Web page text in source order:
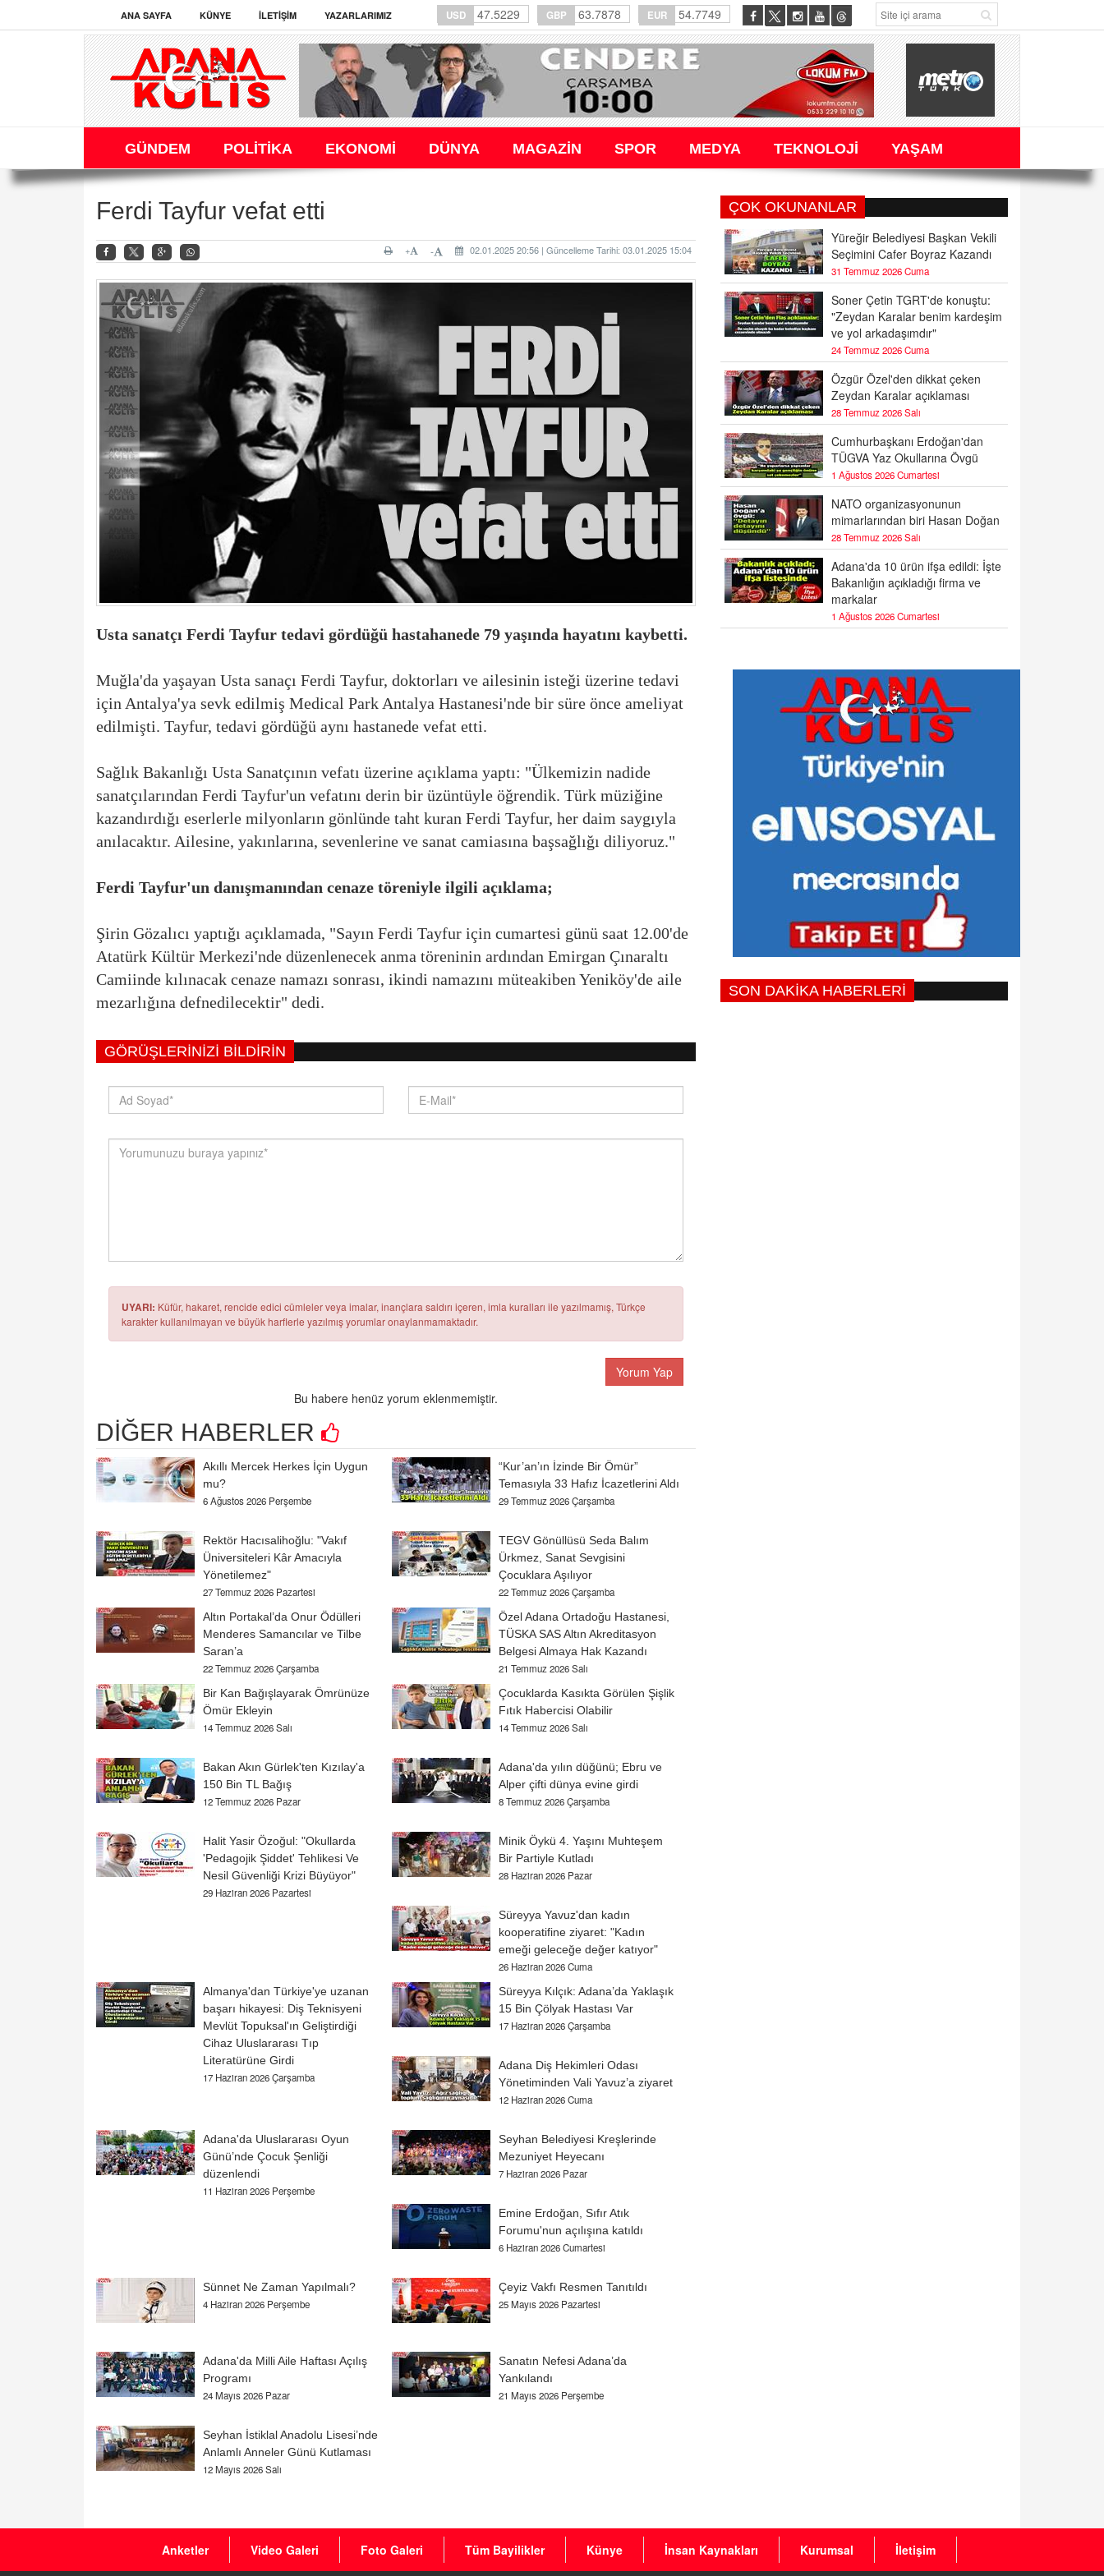
ANA SAYFA KÜNYE İLETIŞIM YAZARLARIMIZ USD 47.5229 GBP 63.7878 EUR 54.7749
GÜNDEM POLİTİKA EKONOMİ DÜNYA MAGAZİN SPOR MEDYA TEKNOLOJİ YAŞAM
Ferdi Tayfur vefat etti
02.01.2025 20:56 | Güncelleme Tarihi: 03.01.2025 15:04
-
+
Usta sanatçı Ferdi Tayfur tedavi gördüğü hastahanede 79 yaşında hayatını kaybetti.
Muğla'da yaşayan Usta sanaçı Ferdi Tayfur, doktorları ve ailesinin isteği üzerine tedavi
için Antalya'ya sevk edilmiş Medical Park Antalya Hastanesi'nde bir süre önce ameliyat
edilmişti. Tayfur, tedavi gördüğü aynı hastanede vefat etti.
Sağlık Bakanlığı Usta Sanatçının vefatı üzerine açıklama yaptı: "Ülkemizin nadide
sanatçılarından Ferdi Tayfur'un vefatını derin bir üzüntüyle öğrendik. Türk müziğine
kazandırdığı eserlerle milyonların gönlünde taht kuran Ferdi Tayfur, her daim saygıyla
anılacaktır. Ailesine, yakınlarına, sevenlerine ve sanat camiasına başsağlığı diliyoruz."
Ferdi Tayfur'un danışmanından cenaze töreniyle ilgili açıklama;
Şirin Gözalıcı yaptığı açıklamada, "Sayın Ferdi Tayfur için cumartesi günü saat 12.00'de
Atatürk Kültür Merkezi'nde düzenlenecek anma töreninin ardından Emirgan Çınaraltı
Camiinde kılınacak cenaze namazı sonrası, ikindi namazını müteakiben Yeniköy'de aile
mezarlığına defnedilecektir" dedi.
GÖRÜŞLERINIZI BILDIRIN
UYARI: Küfür, hakaret, rencide edici cümleler veya imalar, inançlara saldırı içeren, imla kuralları ile yazılmamış, Türkçe
karakter kullanılmayan ve büyük harflerle yazılmış yorumlar onaylanmamaktadır.
Yorum Yap
Bu habere henüz yorum eklenmemiştir.
DİĞER HABERLER
Akıllı Mercek Herkes İçin Uygun
mu?
6 Ağustos 2026 Perşembe
“Kur’an’ın İzinde Bir Ömür”
Temasıyla 33 Hafız İcazetlerini Aldı
29 Temmuz 2026 Çarşamba
Rektör Hacısalihoğlu: "Vakıf
Üniversiteleri Kâr Amacıyla
Yönetilemez"
27 Temmuz 2026 Pazartesi
TEGV Gönüllüsü Seda Balım
Ürkmez, Sanat Sevgisini
Çocuklara Aşılıyor
22 Temmuz 2026 Çarşamba
Altın Portakal’da Onur Ödülleri
Menderes Samancılar ve Tilbe
Saran’a
22 Temmuz 2026 Çarşamba
Özel Adana Ortadoğu Hastanesi,
TÜSKA SAS Altın Akreditasyon
Belgesi Almaya Hak Kazandı
21 Temmuz 2026 Salı
Bir Kan Bağışlayarak Ömrünüze
Ömür Ekleyin
14 Temmuz 2026 Salı
Çocuklarda Kasıkta Görülen Şişlik
Fıtık Habercisi Olabilir
14 Temmuz 2026 Salı
Bakan Akın Gürlek'ten Kızılay'a
150 Bin TL Bağış
12 Temmuz 2026 Pazar
Adana'da yılın düğünü; Ebru ve
Alper çifti dünya evine girdi
8 Temmuz 2026 Çarşamba
Halit Yasir Özoğul: "Okullarda
'Pedagojik Şiddet' Tehlikesi Ve
Nesil Güvenliği Krizi Büyüyor"
29 Haziran 2026 Pazartesi
Minik Öykü 4. Yaşını Muhteşem
Bir Partiyle Kutladı
28 Haziran 2026 Pazar
Süreyya Yavuz'dan kadın
kooperatifine ziyaret: "Kadın
emeği geleceğe değer katıyor"
26 Haziran 2026 Cuma
Almanya'dan Türkiye'ye uzanan
başarı hikayesi: Diş Teknisyeni
Mevlüt Topuksal'ın Geliştirdiği
Cihaz Uluslararası Tıp
Literatürüne Girdi
17 Haziran 2026 Çarşamba
Süreyya Kılçık: Adana’da Yaklaşık
15 Bin Çölyak Hastası Var
17 Haziran 2026 Çarşamba
Adana Diş Hekimleri Odası
Yönetiminden Vali Yavuz’a ziyaret
12 Haziran 2026 Cuma
Adana'da Uluslararası Oyun
Günü’nde Çocuk Şenliği
düzenlendi
11 Haziran 2026 Perşembe
Seyhan Belediyesi Kreşlerinde
Mezuniyet Heyecanı
7 Haziran 2026 Pazar
Emine Erdoğan, Sıfır Atık
Forumu'nun açılışına katıldı
6 Haziran 2026 Cumartesi
Sünnet Ne Zaman Yapılmalı?
4 Haziran 2026 Perşembe
Çeyiz Vakfı Resmen Tanıtıldı
25 Mayıs 2026 Pazartesi
Adana'da Milli Aile Haftası Açılış
Programı
24 Mayıs 2026 Pazar
Sanatın Nefesi Adana’da
Yankılandı
21 Mayıs 2026 Perşembe
Seyhan İstiklal Anadolu Lisesi’nde
Anlamlı Anneler Günü Kutlaması
12 Mayıs 2026 Salı
ÇOK OKUNANLAR
Yüreğir Belediyesi Başkan Vekili
Seçimini Cafer Boyraz Kazandı
31 Temmuz 2026 Cuma
Soner Çetin TGRT'de konuştu:
"Zeydan Karalar benim kardeşim
ve yol arkadaşımdır"
24 Temmuz 2026 Cuma
Özgür Özel'den dikkat çeken
Zeydan Karalar açıklaması
28 Temmuz 2026 Salı
Cumhurbaşkanı Erdoğan'dan
TÜGVA Yaz Okullarına Övgü
1 Ağustos 2026 Cumartesi
NATO organizasyonunun
mimarlarından biri Hasan Doğan
28 Temmuz 2026 Salı
Adana'da 10 ürün ifşa edildi: İşte
Bakanlığın açıkladığı firma ve
markalar
1 Ağustos 2026 Cumartesi
SON DAKİKA HABERLERİ
Anketler Video Galeri Foto Galeri Tüm Bayilikler Künye İnsan Kaynakları Kurumsal İletişim